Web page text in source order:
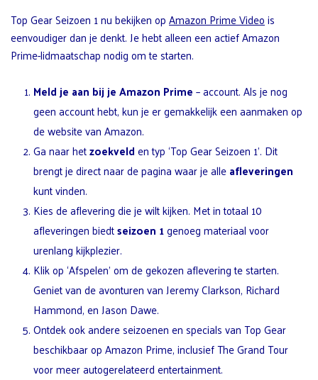
Top Gear Seizoen 1 nu bekijken opAmazon Prime Videois
eenvoudiger dan je denkt. Je hebt alleen een actief Amazon
Prime-lidmaatschap nodig om te starten.
Meld je aan bij je Amazon Prime– account. Als je nog
geen account hebt, kun je er gemakkelijk een aanmaken op
de website van Amazon.
Ga naar hetzoekvelden typ ‘Top Gear Seizoen 1’. Dit
brengt je direct naar de pagina waar je alleafleveringen
kunt vinden.
Kies de aflevering die je wilt kijken. Met in totaal 10
afleveringen biedtseizoen 1genoeg materiaal voor
urenlang kijkplezier.
Klik op ‘Afspelen’ om de gekozen aflevering te starten.
Geniet van de avonturen van Jeremy Clarkson, Richard
Hammond, en Jason Dawe.
Ontdek ook andere seizoenen en specials van Top Gear
beschikbaar op Amazon Prime, inclusief The Grand Tour
voor meer autogerelateerd entertainment.